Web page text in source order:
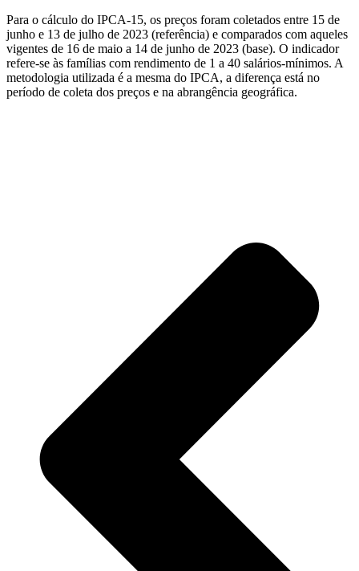
Para o cálculo do IPCA-15, os preços foram coletados entre 15 de
junho e 13 de julho de 2023 (referência) e comparados com aqueles
vigentes de 16 de maio a 14 de junho de 2023 (base). O indicador
refere-se às famílias com rendimento de 1 a 40 salários-mínimos. A
metodologia utilizada é a mesma do IPCA, a diferença está no
período de coleta dos preços e na abrangência geográfica.